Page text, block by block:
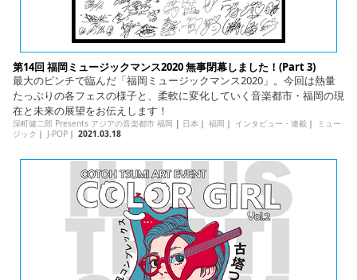
第14回 福岡ミュージックマンス2020 無事閉幕しました！(Part 3)
最大のピンチで臨んだ「福岡ミュージックマンス2020」。今回は熱量
たっぷりの各フェスの様子と、柔軟に変化していく音楽都市・福岡の現
在と未来の展望をお伝えします！
深町健二郎 Presents アジアの音楽都市 福岡 | 日本｜ 福岡 ｜ インタビュー・連載｜
ミュー
ジック ｜ J-POP｜ 2021.03.18